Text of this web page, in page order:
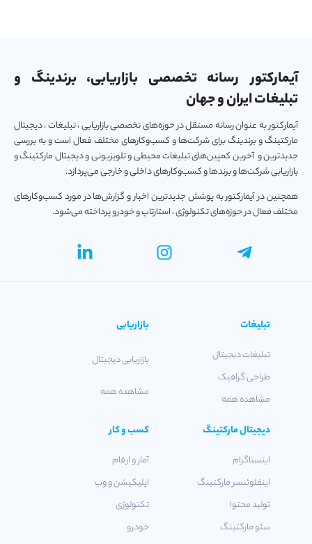
آیمارکتور رسانه تخصصی بازاریابی، برندینگ و
تبلیغات ایران و جهان
آیمارکتور به عنوان رسانه مستقل در حوزه‌های تخصصی بازاریابی ، تبلیغات ، دیجیتال
مارکتینگ و برندینگ برای شرکت‌ها و کسب‌و‌کارهای مختلف فعال است و به بررسی
جدیدترین و آخرین کمپین‌های تبلیغات محیطی و تلویزیونی و دیجیتال مارکتینگ و
بازاریابی شرکت‌ها و برندها و کسب‌و‌کارهای داخلی و خارجی می‌پردازد.
همچنین در آیمارکتور به پوشش جدیدترین اخبار و گزارش‌ها در مورد کسب‌و‎کارهای
مختلف فعال در حوزه‌های تکنولوژی ، استارتاپ و خودرو پرداخته می‌شود.
تبلیغات
تبلیغات دیجیتال
طراحی گرافیک
مشاهده همه
بازاریابی
بازاریابی دیجیتال
مشاهده همه
دیجیتال مارکتینگ
اینستاگرام
اینفلوئنسر مارکتینگ
تولید محتوا
سئو مارکتینگ
کسب و کار
آمار و ارقام
اپلیکیشن و وب
تکنولوژی
خودرو